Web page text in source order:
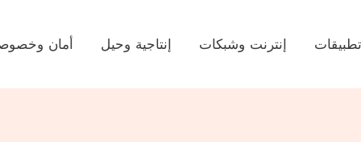
أمان إنتاجية وحيل إنترنت وشبكات